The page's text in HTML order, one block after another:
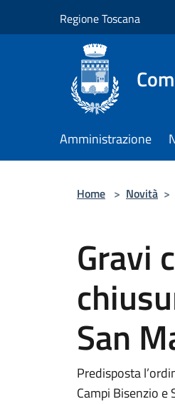
Regione Toscana
Amministrazione
Home > Novità >
Gravi
San
Predisposta
Campi Bisenzio e